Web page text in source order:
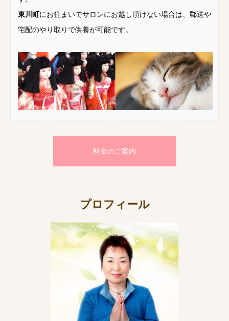
東川町にお住まいでサロンにお越し頂けない場合は、郵送や
宅配のやり取りで供養が可能です。
料金のご案内
プロフィール